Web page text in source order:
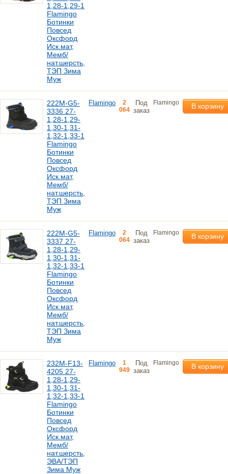
1,28-1,29-1
Flamingo
Ботинки
Повсед
Оксфорд
Иск.мат,
Мемб/
нат.шерсть,
ТЭП Зима
Муж
222M-G5-
3336 27-
1,28-1,29-
1,30-1,31-
1,32-1,33-1
Flamingo
Ботинки
Повсед
Оксфорд
Иск.мат,
Мемб/
нат.шерсть,
ТЭП Зима
Муж
Flamingo
2
064
Под
заказ
Flamingo В корзину
222M-G5-
3337 27-
1,28-1,29-
1,30-1,31-
1,32-1,33-1
Flamingo
Ботинки
Повсед
Оксфорд
Иск.мат,
Мемб/
нат.шерсть,
ТЭП Зима
Муж
Flamingo
2
064
Под
заказ
Flamingo В корзину
232M-F13-
4205 27-
1,28-1,29-
1,30-1,31-
1,32-1,33-1
Flamingo
Ботинки
Повсед
Оксфорд
Иск.мат,
Мемб/
нат.шерсть,
ЭВА/ТЭП
Зима Муж
Flamingo
1
949
Под
заказ
Flamingo В корзину